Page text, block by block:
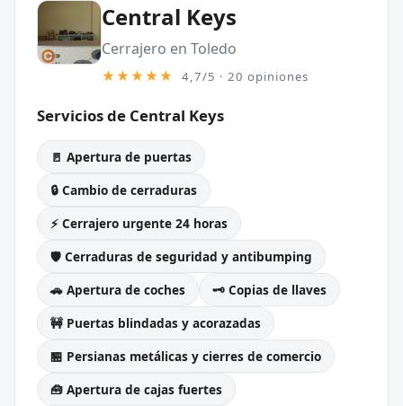
Central Keys
Cerrajero en Toledo
★★★★★ 4,7/5 · 20 opiniones
Servicios de Central Keys
🚪 Apertura de puertas
🔒 Cambio de cerraduras
⚡ Cerrajero urgente 24 horas
🛡️ Cerraduras de seguridad y antibumping
🚗 Apertura de coches
🗝️ Copias de llaves
🚧 Puertas blindadas y acorazadas
🏪 Persianas metálicas y cierres de comercio
🧰 Apertura de cajas fuertes